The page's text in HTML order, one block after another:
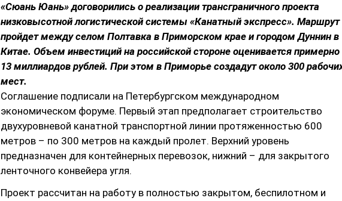
«Сюань Юань» договорились о реализации трансграничного проекта
низковысотной логистической системы «Канатный экспресс». Маршрут
пройдет между селом Полтавка в Приморском крае и городом Дуннин в
Китае. Объем инвестиций на российской стороне оценивается примерно
13 миллиардов рублей. При этом в Приморье создадут около 300
мест.
Соглашение подписали на Петербургском международном
экономическом форуме. Первый этап предполагает строительство
двухуровневой канатной транспортной линии протяженностью 600
метров – по 300 метров на каждый пролет. Верхний уровень
предназначен для контейнерных перевозок, нижний – для закрытого
ленточного конвейера угля.
Проект рассчитан на работу в полностью закрытом, беспилотном и